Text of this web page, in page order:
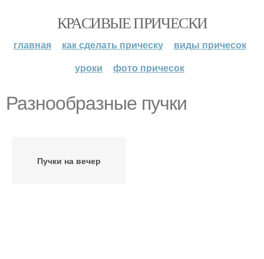
КРАСИВЫЕ ПРИЧЕСКИ
главная как сделать прическу
виды причесок
уроки
фото причесок
Разнообразные пучки
Пучки на вечер